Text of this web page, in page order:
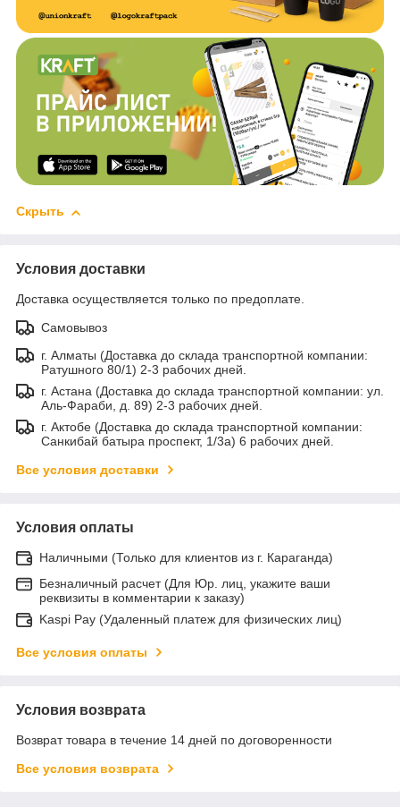
Скрыть
Условия доставки
Доставка осуществляется только по предоплате.
Самовывоз
г. Алматы (Доставка до склада транспортной компании:
Ратушного 80/1) 2-3 рабочих дней.
г. Астана (Доставка до склада транспортной компании: ул.
Аль-Фараби, д. 89) 2-3 рабочих дней.
г. Актобе (Доставка до склада транспортной компании:
Санкибай батыра проспект, 1/3а) 6 рабочих дней.
Все условия доставки
Условия оплаты
Наличными (Только для клиентов из г. Караганда)
Безналичный расчет (Для Юр. лиц, укажите ваши
реквизиты в комментарии к заказу)
Kaspi Pay (Удаленный платеж для физических лиц)
Все условия оплаты
Условия возврата
Возврат товара в течение 14 дней по договоренности
Все условия возврата